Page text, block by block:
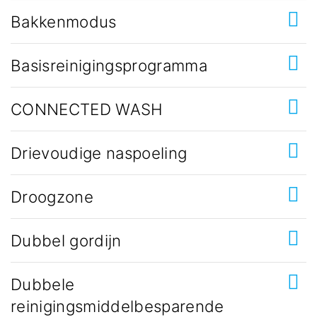
Bakkenmodus
Basisreinigingsprogramma
CONNECTED WASH
Drievoudige naspoeling
Droogzone
Dubbel gordijn
Dubbele
reinigingsmiddelbesparende